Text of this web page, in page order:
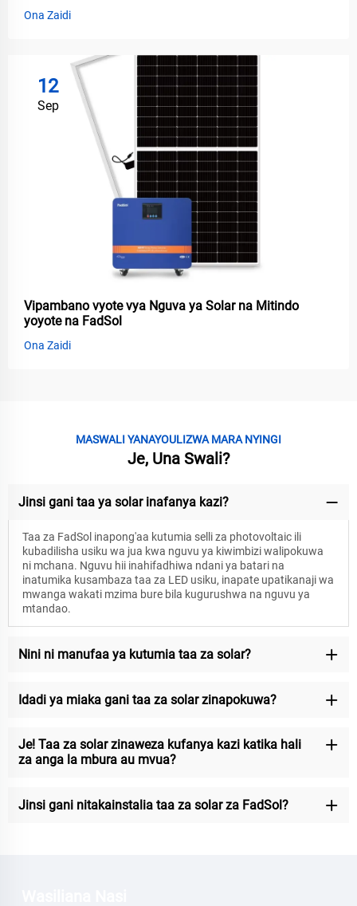
Ona Zaidi
12
Sep
Vipambano vyote vya Nguva ya Solar na Mitindo
yoyote na FadSol
Ona Zaidi
MASWALI YANAYOULIZWA MARA NYINGI
Je, Una Swali?
Jinsi gani taa ya solar inafanya kazi?
Taa za FadSol inapong'aa kutumia selli za photovoltaic ili
kubadilisha usiku wa jua kwa nguvu ya kiwimbizi walipokuwa
ni mchana. Nguvu hii inahifadhiwa ndani ya batari na
inatumika kusambaza taa za LED usiku, inapate upatikanaji wa
mwanga wakati mzima bure bila kugurushwa na nguvu ya
mtandao.
Nini ni manufaa ya kutumia taa za solar?
Idadi ya miaka gani taa za solar zinapokuwa?
Je! Taa za solar zinaweza kufanya kazi katika hali
za anga la mbura au mvua?
Jinsi gani nitakainstalia taa za solar za FadSol?